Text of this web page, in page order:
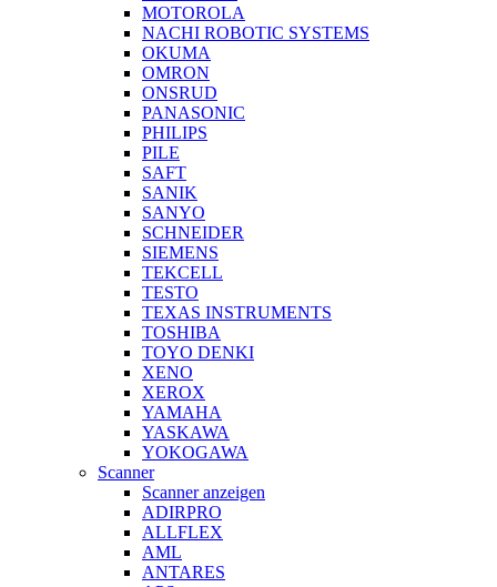
MOTOROLA
NACHI ROBOTIC SYSTEMS
OKUMA
OMRON
ONSRUD
PANASONIC
PHILIPS
PILE
SAFT
SANIK
SANYO
SCHNEIDER
SIEMENS
TEKCELL
TESTO
TEXAS INSTRUMENTS
TOSHIBA
TOYO DENKI
XENO
XEROX
YAMAHA
YASKAWA
YOKOGAWA
Scanner
Scanner anzeigen
ADIRPRO
ALLFLEX
AML
ANTARES